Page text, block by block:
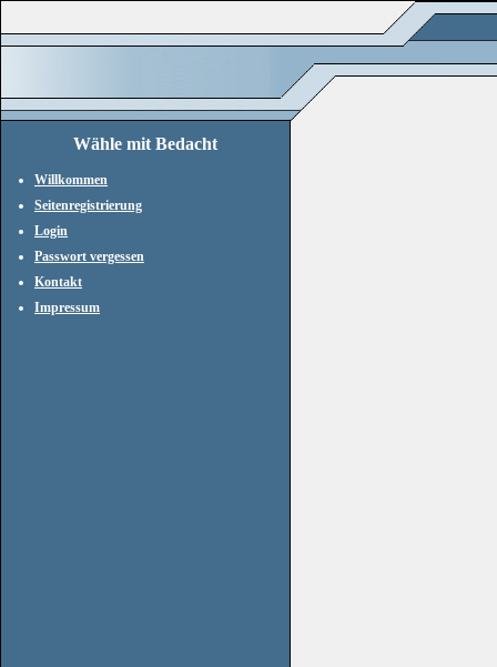
Wähle mit Bedacht
Willkommen
Seitenregistrierung
Login
Passwort vergessen
Kontakt
Impressum